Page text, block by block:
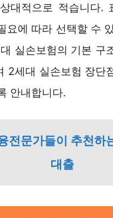
대적으로 적습니다.
요에 따라 선택할 수
실손보험의 기본 구
2세대 실손보험 장단
안내합니다.
전문가들이 추천하
대출